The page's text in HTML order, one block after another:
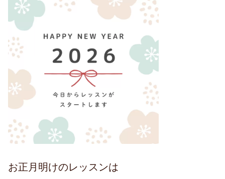
お正月明けのレッスンは